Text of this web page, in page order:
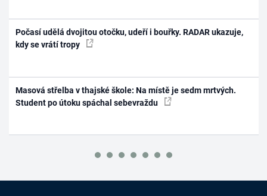
Počasí udělá dvojitou otočku, udeří i bouřky. RADAR ukazuje,
kdy se vrátí tropy
Masová střelba v thajské škole: Na místě je sedm mrtvých.
Student po útoku spáchal sebevraždu